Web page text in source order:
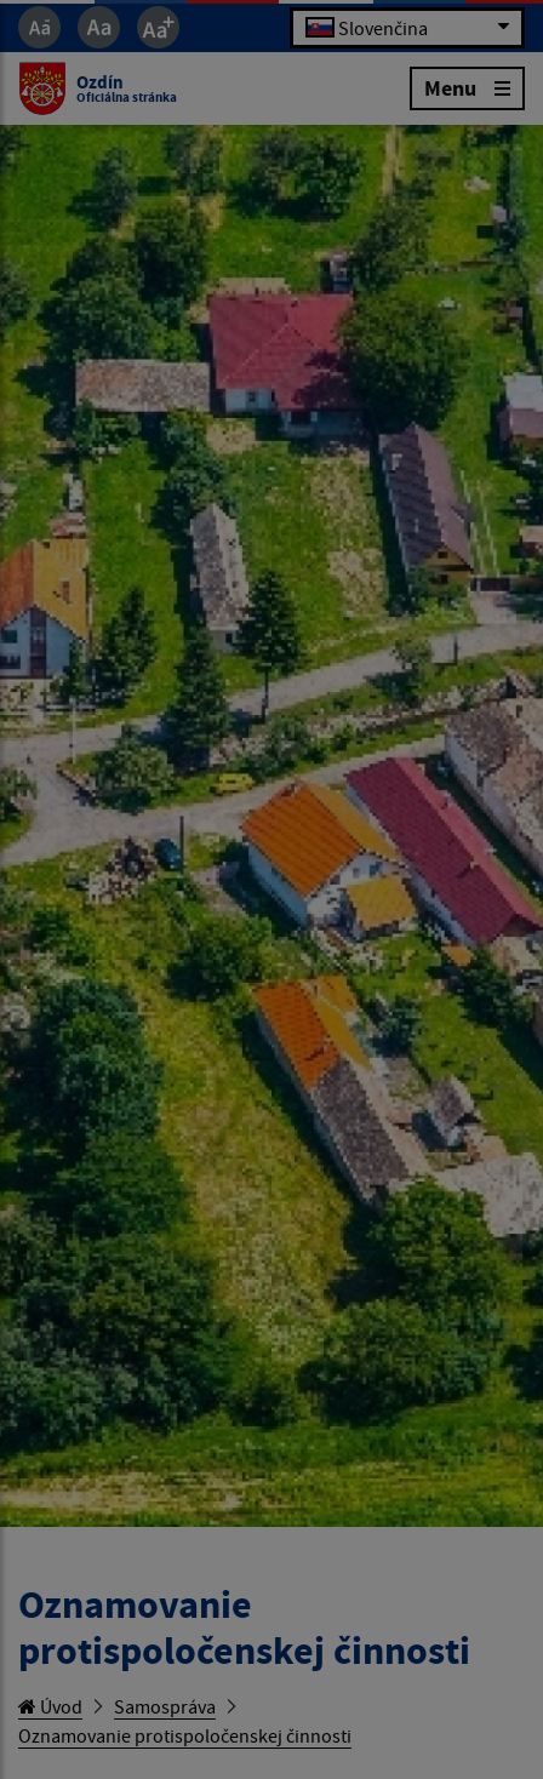
Slovenčina
Ozdín
Oficiálna stránka Menu
Oznamovanie
protispoločenskej činnosti
Úvod
Samospráva
Oznamovanie protispoločenskej činnosti